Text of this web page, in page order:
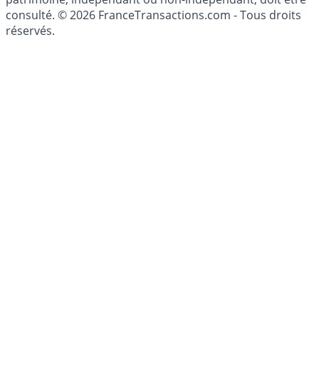
conseillé personnellement, un conseiller en gestion de
patrimoine, indépendant ou non-indépendant, doit être